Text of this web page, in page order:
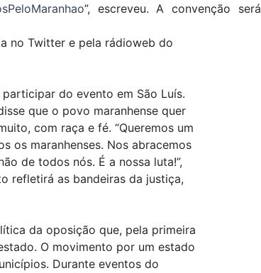
”, escreveu. A convenção será
no Twitter e pela rádioweb do
do evento em São Luís.
que o povo maranhense quer
com raça e fé. “Queremos um
os maranhenses. Nos abracemos
de todos nós. É a nossa luta!”,
refletirá as bandeiras da justiça,
da oposição que, pela primeira
O movimento por um estado
Durante eventos do